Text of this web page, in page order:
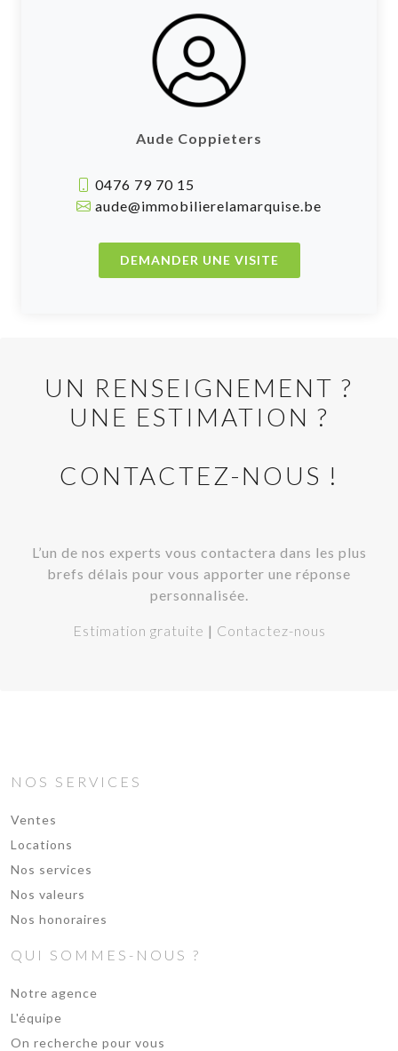
Aude Coppieters
0476 79 70 15
aude@immobilierelamarquise.be
DEMANDER UNE VISITE
UN RENSEIGNEMENT ?
UNE ESTIMATION ?
CONTACTEZ-NOUS !
L’un de nos experts vous contactera dans les plus
brefs délais pour vous apporter une réponse
personnalisée.
Estimation gratuite | Contactez-nous
NOS SERVICES
Ventes
Locations
Nos services
Nos valeurs
Nos honoraires
QUI SOMMES-NOUS ?
Notre agence
L'équipe
On recherche pour vous